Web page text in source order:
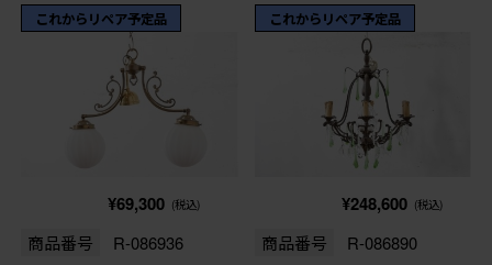
これからリペア予定品
¥69,300 (税込)
商品番号 R-086936
これからリペア予定品
¥248,600 (税込)
商品番号 R-086890